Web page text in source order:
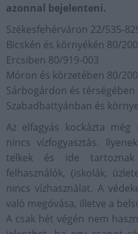
azonnal bejelenteni.
Székesfehérváron 22/535-
Bicskén és környékén 80/
Ercsiben 80/919-003
Móron és körzetében 80/
Sárbogárdon és térségében
Szabadbattyánban és
Az elfagyás kockázta
nincs vízfogyasztás.
telkek és ide
felhasználók, (iskolák,
nincs vízhasználat. A
való megóvása, illetve a
A csak hét végén nem